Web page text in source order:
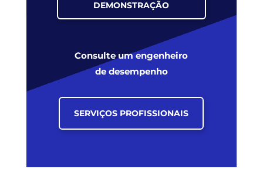
DEMONSTRAÇÃO
Consulte um engenheiro
de desempenho
SERVIÇOS PROFISSIONAIS